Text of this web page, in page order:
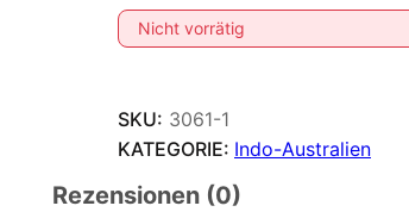
Nicht vorrätig
SKU: 3061-1
KATEGORIE: Indo-Australien
Rezensionen (0)